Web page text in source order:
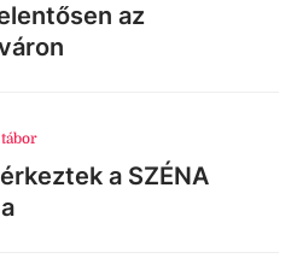
az
tábor
a SZÉNA